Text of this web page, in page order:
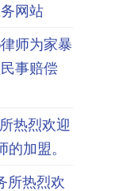
网站
师为家暴
事赔偿
热烈欢迎
加盟。
所热烈欢